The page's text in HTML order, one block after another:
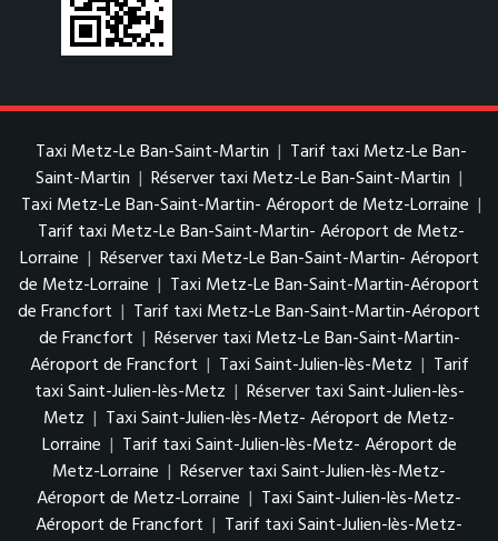
Taxi Metz-Le Ban-Saint-Martin | Tarif taxi Metz-Le Ban-
Saint-Martin | Réserver taxi Metz-Le Ban-Saint-Martin |
Taxi Metz-Le Ban-Saint-Martin- Aéroport de Metz-Lorraine |
Tarif taxi Metz-Le Ban-Saint-Martin- Aéroport de Metz-
Lorraine | Réserver taxi Metz-Le Ban-Saint-Martin- Aéroport
de Metz-Lorraine | Taxi Metz-Le Ban-Saint-Martin-Aéroport
de Francfort | Tarif taxi Metz-Le Ban-Saint-Martin-Aéroport
de Francfort | Réserver taxi Metz-Le Ban-Saint-Martin-
Aéroport de Francfort | Taxi Saint-Julien-lès-Metz | Tarif
taxi Saint-Julien-lès-Metz | Réserver taxi Saint-Julien-lès-
Metz | Taxi Saint-Julien-lès-Metz- Aéroport de Metz-
Lorraine | Tarif taxi Saint-Julien-lès-Metz- Aéroport de
Metz-Lorraine | Réserver taxi Saint-Julien-lès-Metz-
Aéroport de Metz-Lorraine | Taxi Saint-Julien-lès-Metz-
Aéroport de Francfort | Tarif taxi Saint-Julien-lès-Metz-